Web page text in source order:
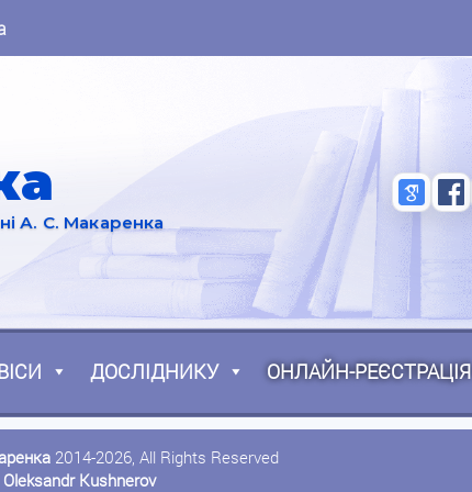
А. С. Макаренка
ДОСЛІДНИКУ ОНЛАЙН-РЕЄСТРАЦІЯ
2014-2026, All Rights Reserved
Oleksandr Kushnerov